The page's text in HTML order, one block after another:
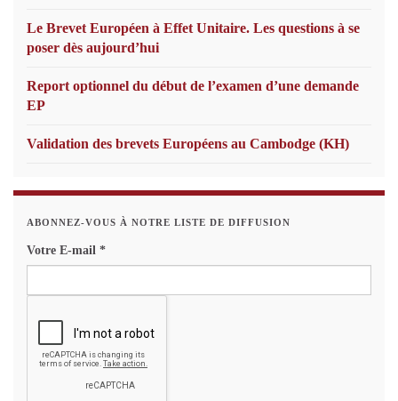
Le Brevet Européen à Effet Unitaire. Les questions à se
poser dès aujourd’hui
Report optionnel du début de l’examen d’une demande
EP
Validation des brevets Européens au Cambodge (KH)
ABONNEZ-VOUS À NOTRE LISTE DE DIFFUSION
Votre E-mail *